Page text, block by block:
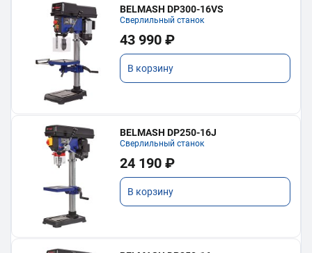
BELMASH DP300-16VS
Сверлильный станок
43 990 ₽
В корзину
BELMASH DP250-16J
Сверлильный станок
24 190 ₽
В корзину